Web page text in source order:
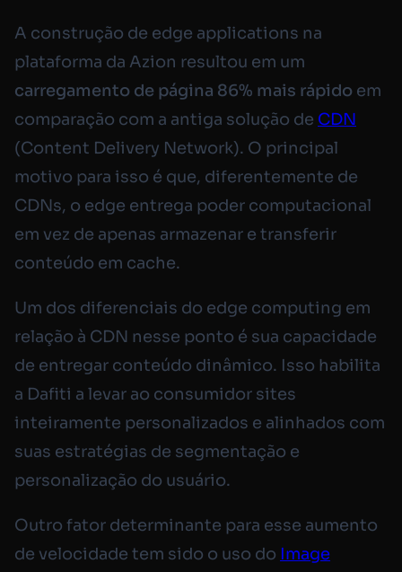
A construção de edge applications na
plataforma da Azion resultou em um
carregamento de página 86% mais rápido em
comparação com a antiga solução de CDN
(Content Delivery Network). O principal
motivo para isso é que, diferentemente de
CDNs, o edge entrega poder computacional
em vez de apenas armazenar e transferir
conteúdo em cache.
Um dos diferenciais do edge computing em
relação à CDN nesse ponto é sua capacidade
de entregar conteúdo dinâmico. Isso habilita
a Dafiti a levar ao consumidor sites
inteiramente personalizados e alinhados com
suas estratégias de segmentação e
personalização do usuário.
Outro fator determinante para esse aumento
de velocidade tem sido o uso do Image